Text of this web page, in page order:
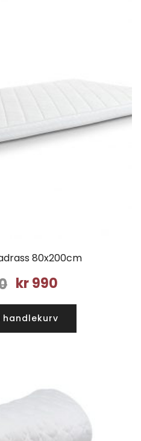
80x200cm
Opprinnelig
var:
kr1240.
kr990
er:
kr990.
handlekurv